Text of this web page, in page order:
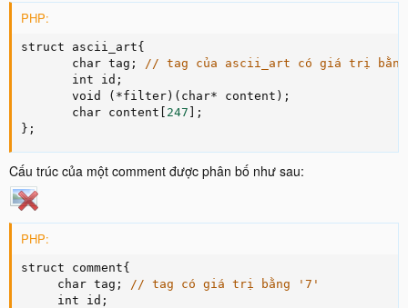
PHP:
struct ascii_art{
       char tag
;
// tag của ascii_art có giá trị
       int id
;
       void
( *filter ) ( char* content ) ;
       char content
247
;
} ;
Cấu trúc của một comment được phân bố như sau:
PHP:
struct comment{
     char tag
;
// tag có giá trị bằng '7'
     int id
;